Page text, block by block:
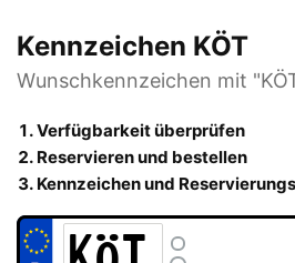
Kennzeichen KÖT
Wunschkennzeichen mit
Verfügbarkeit überprüfen
Reservieren und bestellen
Kennzeichen und